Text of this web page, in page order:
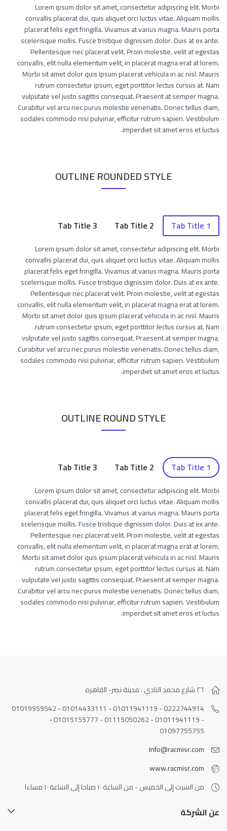
Lorem ipsum dolor sit amet, consectetur adipiscing elit. Morbi
convallis placerat dui, quis aliquet orci luctus vitae. Aliquam mollis
placerat felis eget fringilla. Vivamus at varius magna. Mauris porta
scelerisque mollis. Fusce tristique dignissim dolor. Duis at ex ante.
Pellentesque nec placerat velit. Proin molestie, velit at egestas
convallis, elit nulla elementum velit, in placerat magna erat at lorem.
Morbi sit amet dolor quis ipsum placerat vehicula in ac nisl. Mauris
rutrum consectetur ipsum, eget porttitor lectus cursus at. Nam
vulputate vel justo sagittis consequat. Praesent at semper magna.
Curabitur vel arcu nec purus molestie venenatis. Donec tellus diam,
sodales commodo nisi pulvinar, efficitur rutrum sapien. Vestibulum
imperdiet sit amet eros et luctus.
OUTLINE ROUNDED STYLE
Tab Title 1
Tab Title 2
Tab Title 3
Lorem ipsum dolor sit amet, consectetur adipiscing elit. Morbi
convallis placerat dui, quis aliquet orci luctus vitae. Aliquam mollis
placerat felis eget fringilla. Vivamus at varius magna. Mauris porta
scelerisque mollis. Fusce tristique dignissim dolor. Duis at ex ante.
Pellentesque nec placerat velit. Proin molestie, velit at egestas
convallis, elit nulla elementum velit, in placerat magna erat at lorem.
Morbi sit amet dolor quis ipsum placerat vehicula in ac nisl. Mauris
rutrum consectetur ipsum, eget porttitor lectus cursus at. Nam
vulputate vel justo sagittis consequat. Praesent at semper magna.
Curabitur vel arcu nec purus molestie venenatis. Donec tellus diam,
sodales commodo nisi pulvinar, efficitur rutrum sapien. Vestibulum
imperdiet sit amet eros et luctus.
OUTLINE ROUND STYLE
Tab Title 1
Tab Title 2
Tab Title 3
Lorem ipsum dolor sit amet, consectetur adipiscing elit. Morbi
convallis placerat dui, quis aliquet orci luctus vitae. Aliquam mollis
placerat felis eget fringilla. Vivamus at varius magna. Mauris porta
scelerisque mollis. Fusce tristique dignissim dolor. Duis at ex ante.
Pellentesque nec placerat velit. Proin molestie, velit at egestas
convallis, elit nulla elementum velit, in placerat magna erat at lorem.
Morbi sit amet dolor quis ipsum placerat vehicula in ac nisl. Mauris
rutrum consectetur ipsum, eget porttitor lectus cursus at. Nam
vulputate vel justo sagittis consequat. Praesent at semper magna.
Curabitur vel arcu nec purus molestie venenatis. Donec tellus diam,
sodales commodo nisi pulvinar, efficitur rutrum sapien. Vestibulum
imperdiet sit amet eros et luctus.
٢٦ شارع محمد النادي . مدينة نصر- القاهره
0222744914 - 01011941119 - 01014433111 - 01019959542
- 01011941119 - 01115050262 - 01015155777 -
01097755755
Info@racmisr.com
www.racmisr.com
من السبت إلى الخميس - من الساعة ١٠ صباحا إلى الساعة ١٠ مساءا
عن الشركة